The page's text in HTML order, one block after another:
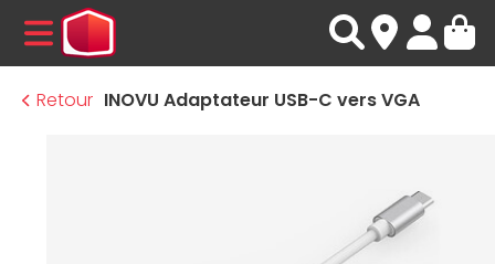
MENU
Retour INOVU Adaptateur USB-C vers VGA